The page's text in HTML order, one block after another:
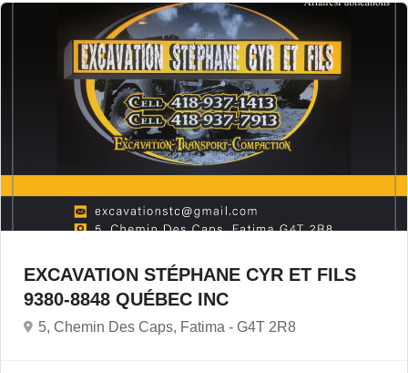
EXCAVATION STÉPHANE CYR ET FILS
9380-8848 QUÉBEC INC
5, Chemin Des Caps, Fatima - G4T 2R8